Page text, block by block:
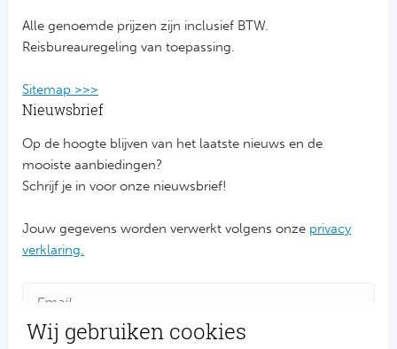
Wij gebruiken cookies
Alle genoemde prijzen zijn inclusief BTW.
Reisbureauregeling van toepassing.
Sitemap >>>
Nieuwsbrief
Op de hoogte blijven van het laatste nieuws en de
mooiste aanbiedingen?
Schrijf je in voor onze nieuwsbrief!
Jouw gegevens worden verwerkt volgens onze privacy
verklaring.